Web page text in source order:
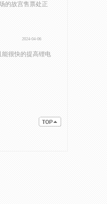
的故宫售票处正
2024-04-06
很快的提高锂电